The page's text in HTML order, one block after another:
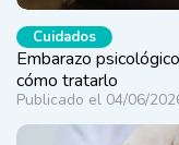
Cuidados
Embarazo
cómo tratarlo
Publicado el 04/06/